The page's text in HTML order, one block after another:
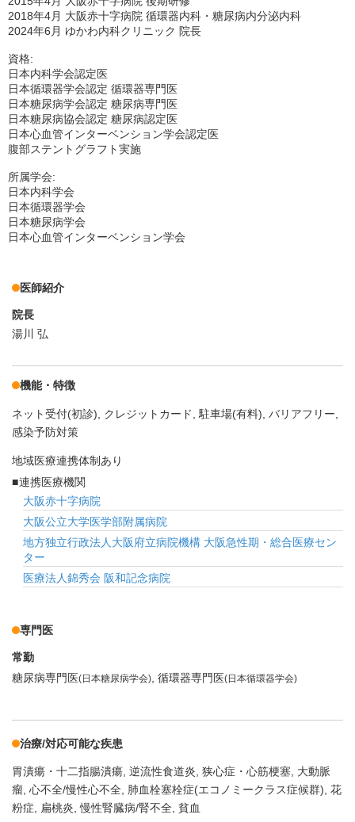
2018年4月 大阪赤十字病院 循環器内科・糖尿病内分泌内科
2024年6月 ゆかわ内科クリニック 院長
資格:
日本内科学会認定医
日本循環器学会認定 循環器専門医
日本糖尿病学会認定 糖尿病専門医
日本糖尿病協会認定 糖尿病認定医
日本心血管インターベンション学会認定医
腹部ステントグラフト実施
所属学会:
日本内科学会
日本循環器学会
日本糖尿病学会
日本心血管インターベンション学会
医師紹介
院長
湯川 弘
機能・特徴
ネット受付(初診) クレジットカード 駐車場(有料) バリアフリー
感染予防対策
地域医療連携体制あり
連携医療機関
大阪赤十字病院
大阪公立大学医学部附属病院
地方独立行政法人大阪府立病院機構 大阪急性期・総合医療セン
ター
医療法人錦秀会 阪和記念病院
専門医
常勤
糖尿病専門医(日本糖尿病学会) 循環器専門医(日本循環器学会)
治療/対応可能な疾患
胃潰瘍・十二指腸潰瘍 逆流性食道炎 狭心症・心筋梗塞 大動脈
瘤 心不全/慢性心不全 肺血栓塞栓症(エコノミークラス症候群) 花
粉症
扁桃炎 慢性腎臓病/腎不全 貧血